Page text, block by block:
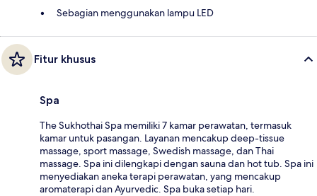
Sebagian menggunakan lampu LED
Fitur khusus
Spa
The Sukhothai Spa memiliki 7 kamar perawatan, termasuk
kamar untuk pasangan. Layanan mencakup deep-tissue
massage, sport massage, Swedish massage, dan Thai
massage. Spa ini dilengkapi dengan sauna dan hot tub. Spa ini
menyediakan aneka terapi perawatan, yang mencakup
aromaterapi dan Ayurvedic. Spa buka setiap hari.